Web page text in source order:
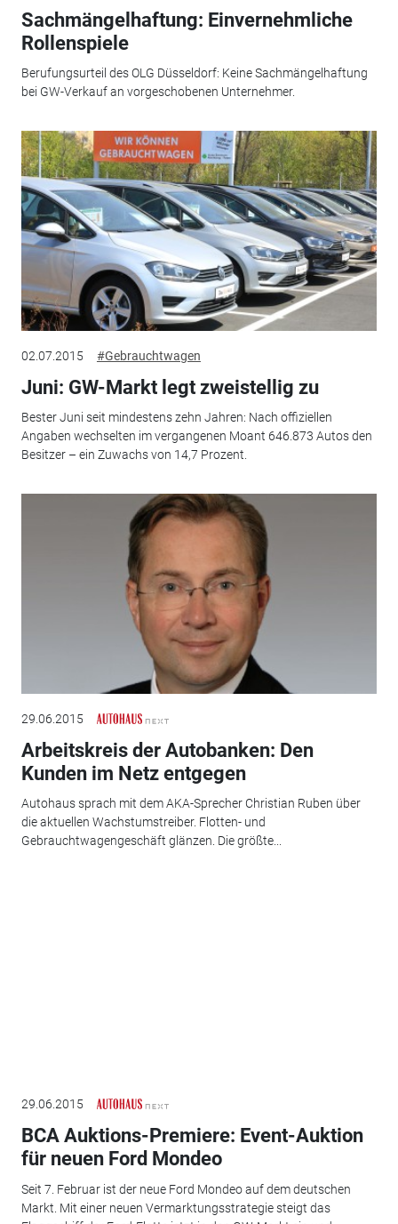
Sachmängelhaftung: Einvernehmliche
Rollenspiele
Berufungsurteil des OLG Düsseldorf: Keine Sachmängelhaftung
bei GW-Verkauf an vorgeschobenen Unternehmer.
02.07.2015 #Gebrauchtwagen
Juni: GW-Markt legt zweistellig zu
Bester Juni seit mindestens zehn Jahren: Nach offiziellen
Angaben wechselten im vergangenen Moant 646.873 Autos den
Besitzer – ein Zuwachs von 14,7 Prozent.
29.06.2015
Arbeitskreis der Autobanken: Den
Kunden im Netz entgegen
Autohaus sprach mit dem AKA-Sprecher Christian Ruben über
die aktuellen Wachstumstreiber. Flotten- und
Gebrauchtwagengeschäft glänzen. Die größte...
29.06.2015
BCA Auktions-Premiere: Event-Auktion
für neuen Ford Mondeo
Seit 7. Februar ist der neue Ford Mondeo auf dem deutschen
Markt. Mit einer neuen Vermarktungsstrategie steigt das